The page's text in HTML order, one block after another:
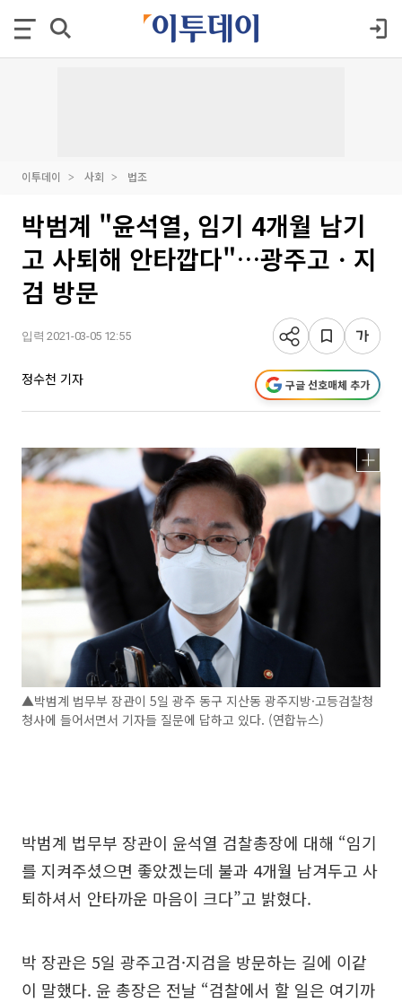
이투데이 사회 법조
박범계 "윤석열, 임기 4개월 남기
고 사퇴해 안타깝다"…광주고ㆍ지
검 방문
입력 2021-03-05 12:55
정수천 기자 구글 선호매체 추가
▲박범계 법무부 장관이 5일 광주 동구 지산동 광주지방·고등검찰청
청사에 들어서면서 기자들 질문에 답하고 있다. (연합뉴스)
박범계 법무부 장관이 윤석열 검찰총장에 대해 “임기
를 지켜주셨으면 좋았겠는데 불과 4개월 남겨두고 사
퇴하셔서 안타까운 마음이 크다”고 밝혔다.
박 장관은 5일 광주고검·지검을 방문하는 길에 이같
이 말했다. 윤 총장은 전날 “검찰에서 할 일은 여기까